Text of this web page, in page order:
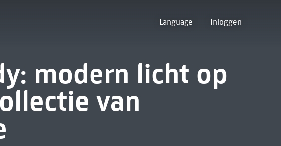
Language Inloggen
modern licht op
van